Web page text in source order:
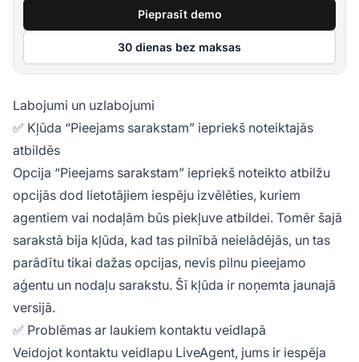
Pieprasīt demo
30 dienas bez maksas
Labojumi un uzlabojumi
✅ Kļūda “Pieejams sarakstam” iepriekš noteiktajās
atbildēs
Opcija “Pieejams sarakstam” iepriekš noteikto atbilžu
opcijās dod lietotājiem iespēju izvēlēties, kuriem
agentiem vai nodaļām būs piekļuve atbildei. Tomēr šajā
sarakstā bija kļūda, kad tas pilnībā neielādējās, un tas
parādītu tikai dažas opcijas, nevis pilnu pieejamo
aģentu un nodaļu sarakstu. Šī kļūda ir noņemta jaunajā
versijā.
✅ Problēmas ar laukiem kontaktu veidlapā
Veidojot kontaktu veidlapu LiveAgent, jums ir iespēja